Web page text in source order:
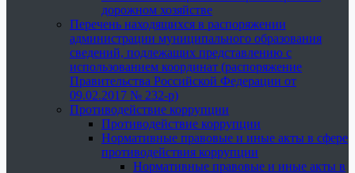
дорожном хозяйстве
Перечень находящихся в распоряжении
администрации муниципального образования
сведений, подлежащих представлению с
использованием координат (распоряжение
Правительства Российской Федерации от
09.02.2017 № 232-р)
Противодействие коррупции
Противодействие коррупции
Нормативные правовые и иные акты в сфере
противодействия коррупции
Нормативные правовые и иные акты в